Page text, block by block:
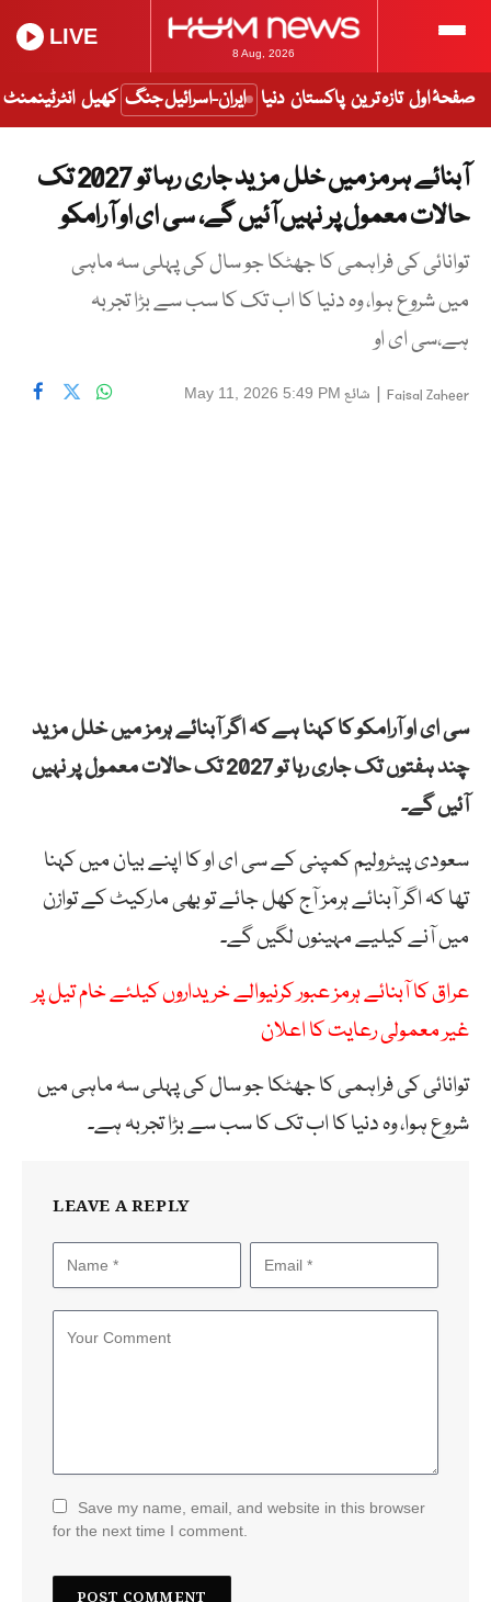
8 Aug, 2026
LIVE
صفحۂ اول تازہ ترین پاکستان دنیا ایران-اسرائیل جنگ کھیل انٹرٹینمنٹ
آبنائے ہرمز میں خلل مزید جاری رہا تو 2027 تک
حالات معمول پر نہیں آئیں گے، سی ای او آرامکو
توانائی کی فراہمی کا جھٹکا جو سال کی پہلی سہ ماہی
میں شروع ہوا، وہ دنیا کا اب تک کا سب سے بڑا تجربہ
ہے،سی ای او
Faisal Zaheer
| شائع May 11, 2026 5:49 PM
سی ای او آرامکو کا کہنا ہے کہ اگر آبنائے ہرمز میں خلل مزید
چند ہفتوں تک جاری رہا تو 2027 تک حالات معمول پر نہیں
آئیں گے۔
سعودی پیٹرولیم کمپنی کے سی ای او کا اپنے بیان میں کہنا
تھا کہ اگر آبنائے ہرمز آج کھل جائے تو بھی مارکیٹ کے توازن
میں آنے کیلیے مہینوں لگیں گے۔
عراق کا آبنائے ہرمز عبور کرنیوالے خریداروں کیلئے خام تیل پر
غیر معمولی رعایت کا اعلان
توانائی کی فراہمی کا جھٹکا جو سال کی پہلی سہ ماہی میں
شروع ہوا، وہ دنیا کا اب تک کا سب سے بڑا تجربہ ہے۔
LEAVE A REPLY
Save my name, email, and website in this browser
for the next time I comment.